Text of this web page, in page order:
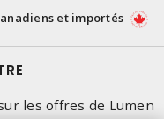
et importés
les offres de Lumen